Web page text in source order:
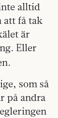
alltid
att få tak
är
Eller
som så
på andra